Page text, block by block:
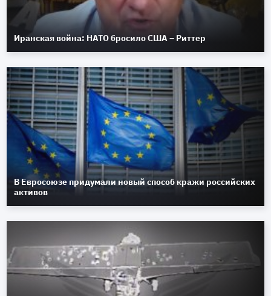
Иранская война: НАТО бросило США – Риттер
В Евросоюзе придумали новый способ кражи российских
активов